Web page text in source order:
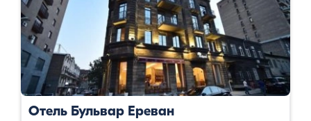
Отель Бульвар Ереван